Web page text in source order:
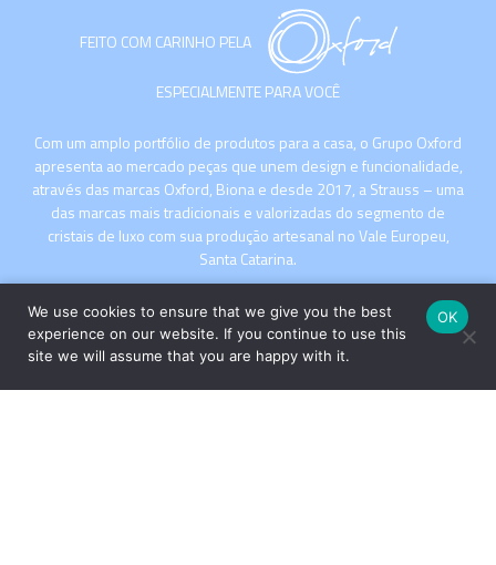
FEITO COM CARINHO PELA
ESPECIALMENTE PARA VOCÊ
Com um amplo portfólio de produtos para a casa, o Grupo Oxford
apresenta ao mercado peças que unem design e funcionalidade,
através das marcas Oxford, Biona e desde 2017, a Strauss – uma
das marcas mais tradicionais e valorizadas do segmento de
cristais de luxo com sua produção artesanal no Vale Europeu,
Santa Catarina.
We use cookies to ensure that we give you the best
experience on our website. If you continue to use this
site we will assume that you are happy with it.
OK